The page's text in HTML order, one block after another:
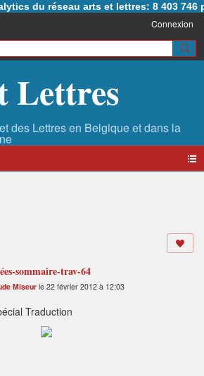
du réseau arts et lettres: 8 403 746
Connexion
Lettres
sommaire-trav-64
Miseurle 22 février 2012 à 12:03
Traduction